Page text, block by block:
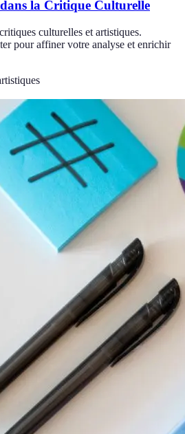
la Critique Culturelle
culturelles et artistiques.
pour affiner votre analyse et enrichir